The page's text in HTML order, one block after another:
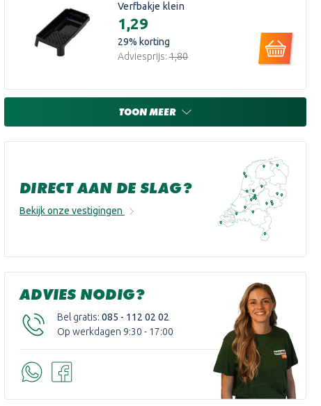
Verfbakje klein
€1,29
29% korting
Adviesprijs: €1,80
TOON MEER
DIRECT AAN DE SLAG?
Bekijk onze vestigingen
ADVIES NODIG?
Bel gratis: 085 - 112 02 02
Op werkdagen 9:30 - 17:00